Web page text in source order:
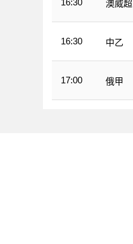
澳威超
16:30 中乙
17:00 俄甲